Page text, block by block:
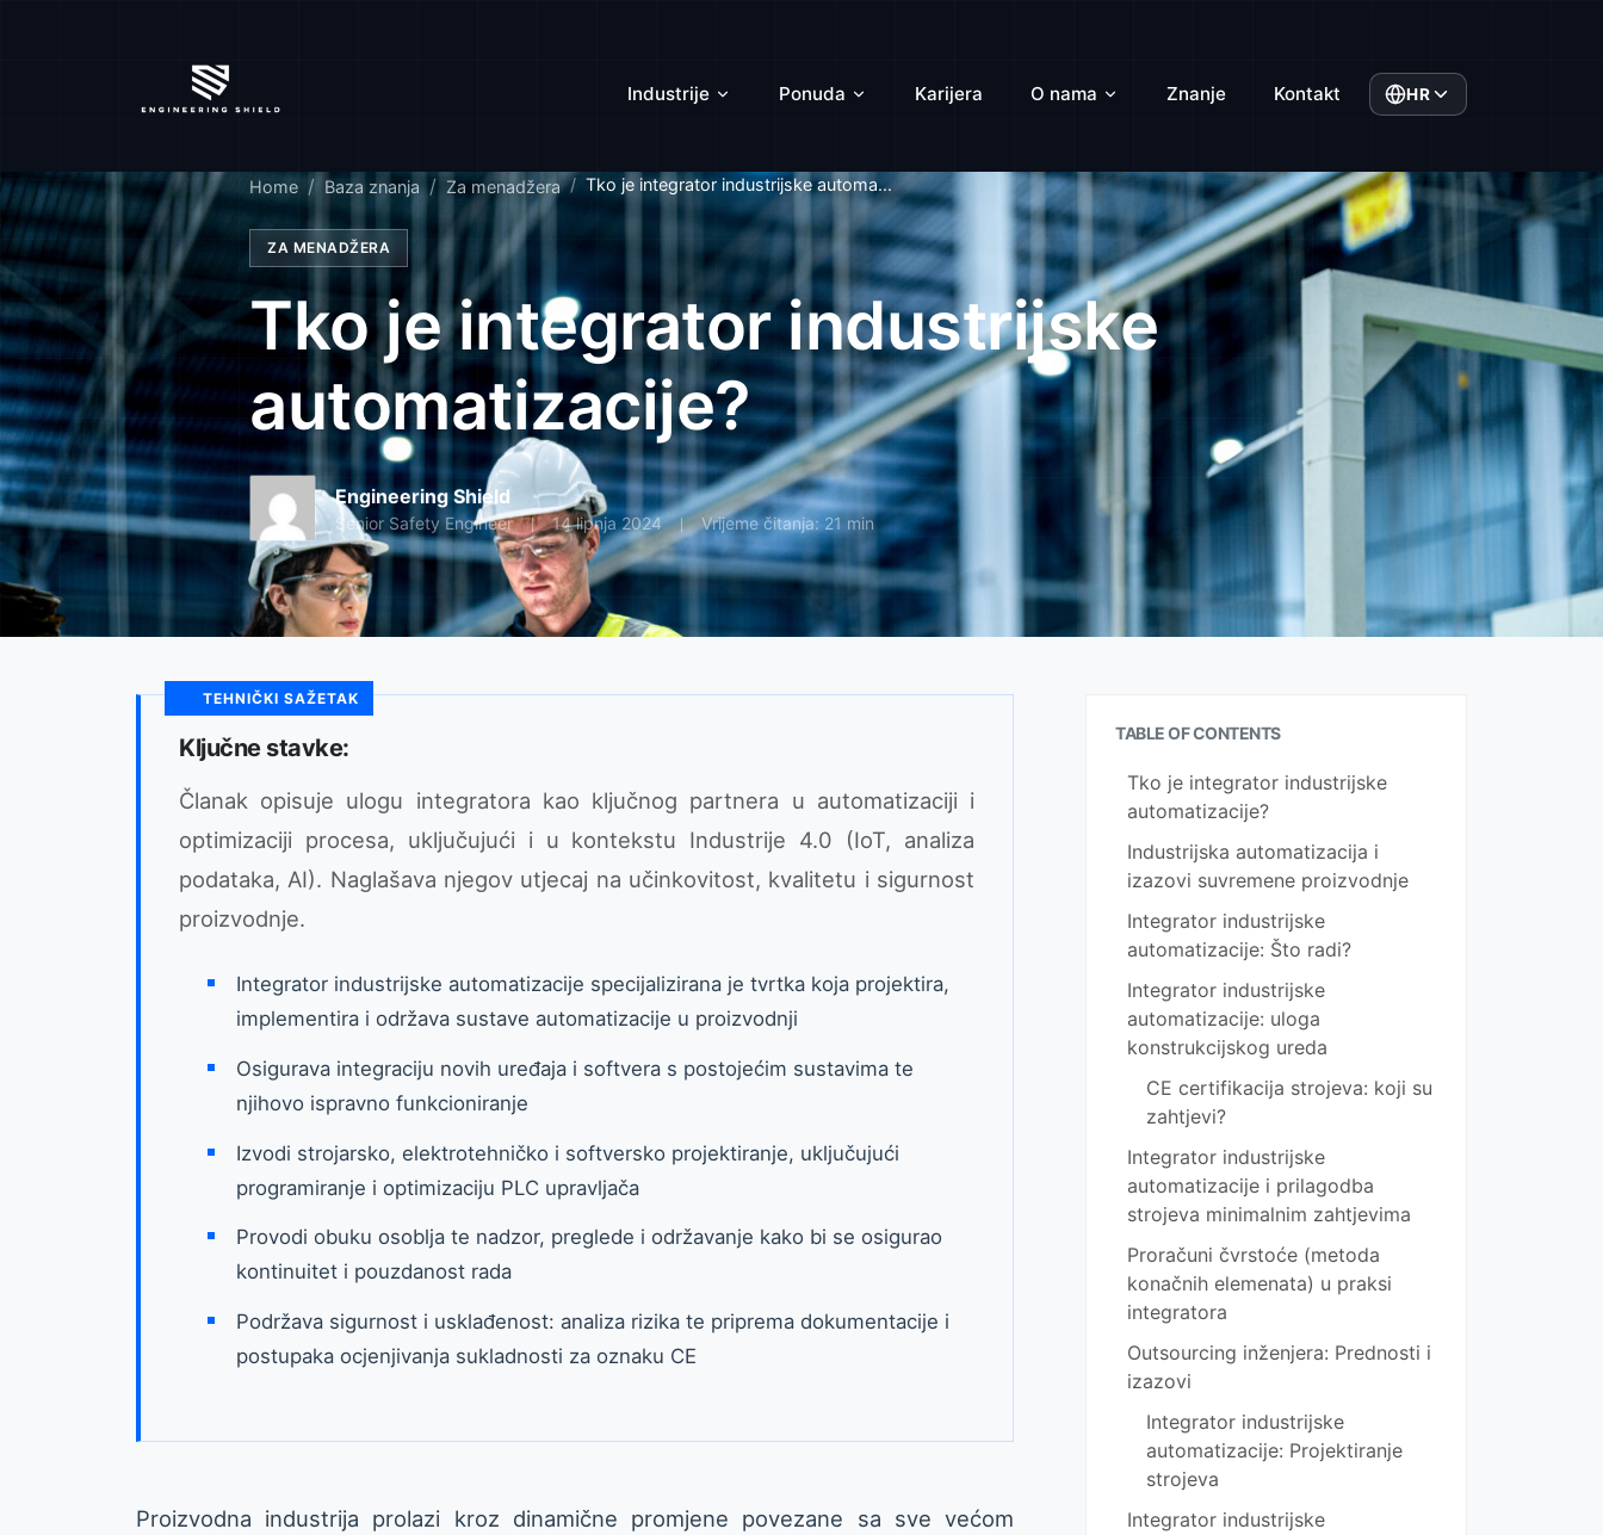
Industrije Ponuda Karijera O nama Znanje Kontakt HR
Home Baza znanja Za menadžera Tko je integrator industrijske automa...
ZA MENADŽERA
Tko je integrator industrijske
automatizacije?
Engineering Shield
Senior Safety Engineer 14 lipnja 2024 Vrijeme čitanja: 21 min
TEHNIČKI SAŽETAK
Ključne stavke:
Članak opisuje ulogu integratora kao ključnog partnera u automatizaciji i
optimizaciji procesa, uključujući i u kontekstu Industrije 4.0 (IoT, analiza
podataka, AI). Naglašava njegov utjecaj na učinkovitost, kvalitetu i sigurnost
proizvodnje.
Integrator industrijske automatizacije specijalizirana je tvrtka koja projektira,
implementira i održava sustave automatizacije u proizvodnji
Osigurava integraciju novih uređaja i softvera s postojećim sustavima te
njihovo ispravno funkcioniranje
Izvodi strojarsko, elektrotehničko i softversko projektiranje, uključujući
programiranje i optimizaciju PLC upravljača
Provodi obuku osoblja te nadzor, preglede i održavanje kako bi se osigurao
kontinuitet i pouzdanost rada
Podržava sigurnost i usklađenost: analiza rizika te priprema dokumentacije i
postupaka ocjenjivanja sukladnosti za oznaku CE
Proizvodna industrija prolazi kroz dinamične promjene povezane sa sve većom
TABLE OF CONTENTS
Tko je integrator industrijske
automatizacije?
Industrijska automatizacija i
izazovi suvremene proizvodnje
Integrator industrijske
automatizacije: Što radi?
Integrator industrijske
automatizacije: uloga
konstrukcijskog ureda
CE certifikacija strojeva: koji su
zahtjevi?
Integrator industrijske
automatizacije i prilagodba
strojeva minimalnim zahtjevima
Proračuni čvrstoće (metoda
konačnih elemenata) u praksi
integratora
Outsourcing inženjera: Prednosti i
izazovi
Integrator industrijske
automatizacije: Projektiranje
strojeva
Integrator industrijske